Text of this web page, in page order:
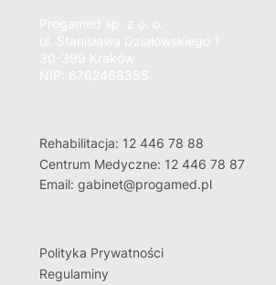
Rehabilitacja: 12 446 78 88
Centrum Medyczne: 12 446 78 87
Email: gabinet@progamed.pl
Polityka Prywatności
Regulaminy